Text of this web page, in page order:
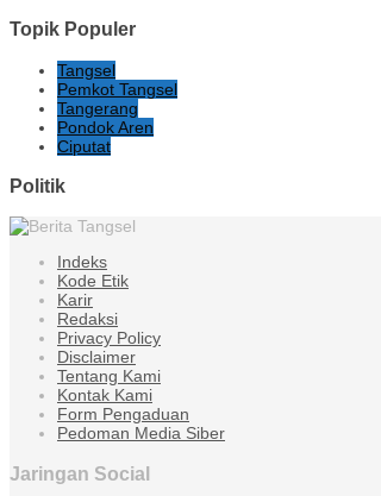
Topik Populer
Tangsel
Pemkot Tangsel
Tangerang
Pondok Aren
Ciputat
Politik
Indeks
Kode Etik
Karir
Redaksi
Privacy Policy
Disclaimer
Tentang Kami
Kontak Kami
Form Pengaduan
Pedoman Media Siber
Jaringan Social